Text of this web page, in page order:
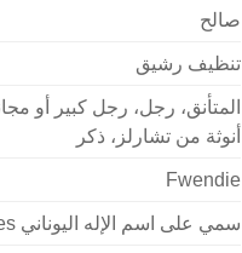
صالح
تنظيف رشيق
المتأنق، رجل، رجل كبير أو
أنوثة من تشارلز، ذكر
Fwendie
سمي على اسم الإله اليوناني Phanes